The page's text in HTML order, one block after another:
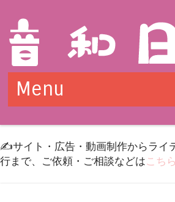
Menu
✍️サイト・広告・動画制作からライ
行まで、ご依頼・ご相談などはこち